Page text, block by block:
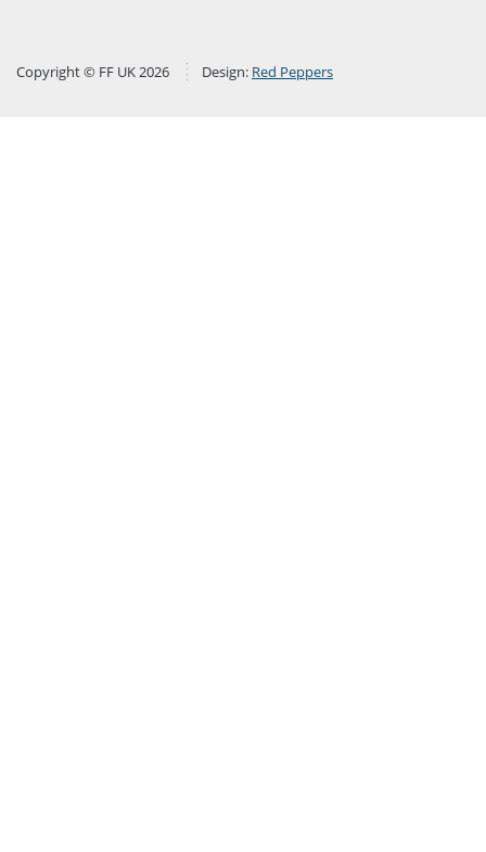
Copyright © FF UK 2026 Design: Red Peppers